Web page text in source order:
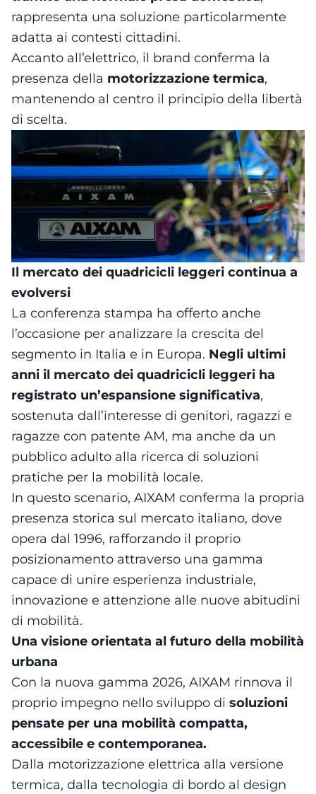
rappresenta una soluzione particolarmente
adatta ai contesti cittadini.
Accanto all’elettrico, il brand conferma la
presenza della motorizzazione termica,
mantenendo al centro il principio della libertà
di scelta.
Il mercato dei quadricicli leggeri continua a
evolversi
La conferenza stampa ha offerto anche
l’occasione per analizzare la crescita del
segmento in Italia e in Europa. Negli ultimi
anni il mercato dei quadricicli leggeri ha
registrato un’espansione significativa,
sostenuta dall’interesse di genitori, ragazzi e
ragazze con patente AM, ma anche da un
pubblico adulto alla ricerca di soluzioni
pratiche per la mobilità locale.
In questo scenario, AIXAM conferma la propria
presenza storica sul mercato italiano, dove
opera dal 1996, rafforzando il proprio
posizionamento attraverso una gamma
capace di unire esperienza industriale,
innovazione e attenzione alle nuove abitudini
di mobilità.
Una visione orientata al futuro della mobilità
urbana
Con la nuova gamma 2026, AIXAM rinnova il
proprio impegno nello sviluppo di soluzioni
pensate per una mobilità compatta,
accessibile e contemporanea.
Dalla motorizzazione elettrica alla versione
termica, dalla tecnologia di bordo al design